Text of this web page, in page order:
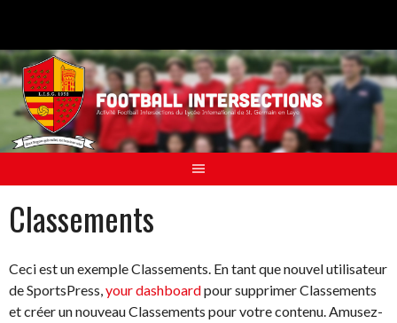
contenu
Classements
Ceci est un exemple Classements. En tant que nouvel utilisateur
de SportsPress,your dashboardpour supprimer Classements
et créer un nouveau Classements pour votre contenu. Amusez-